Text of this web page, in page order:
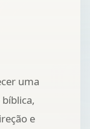
uma
e